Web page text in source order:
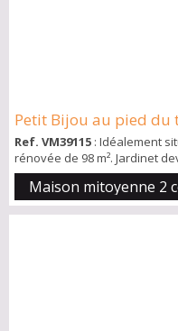
Petit Bijou au pied du
Ref. VM39115 : Idéalement
rénovée de 98 m². Jardinet
35 m² de séjour, cuisine
bain et chambre, au 2ème :
chambre bébé) Jardin avec
Maison mitoyenne 2